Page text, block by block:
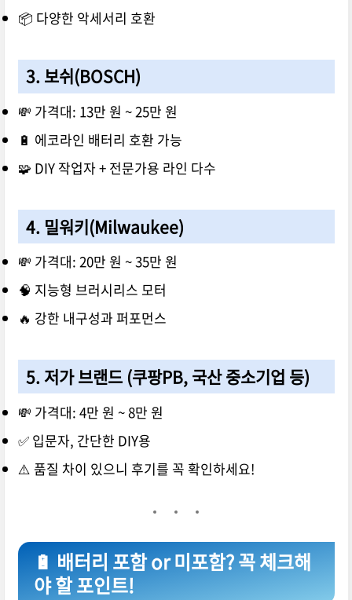
📦 다양한 악세서리 호환
3.보쉬(BOSCH)
💸 가격대: 13만 원 ~ 25만 원
🔋 에코라인 배터리 호환 가능
🧩 DIY 작업자 + 전문가용 라인 다수
4. 밀워키(Milwaukee)
💸 가격대: 20만 원 ~ 35만 원
🧠 지능형 브러시리스 모터
🔥 강한 내구성과 퍼포먼스
5.저가 브랜드 (쿠팡PB, 국산 중소기업 등)
💸 가격대: 4만 원 ~ 8만 원
✅ 입문자, 간단한 DIY용
⚠️ 품질 차이 있으니 후기를 꼭 확인하세요!
🔋 배터리 포함 or 미포함? 꼭 체크해
야 할 포인트!